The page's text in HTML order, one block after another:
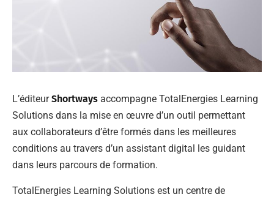
L’éditeurShortways accompagne TotalEnergies Learning
Solutions dans la mise en œuvre d’un outil permettant
aux collaborateurs d’être formés dans les meilleures
conditions au travers d’un assistant digital les guidant
dans leurs parcours de formation.
TotalEnergies Learning Solutions est un centre de